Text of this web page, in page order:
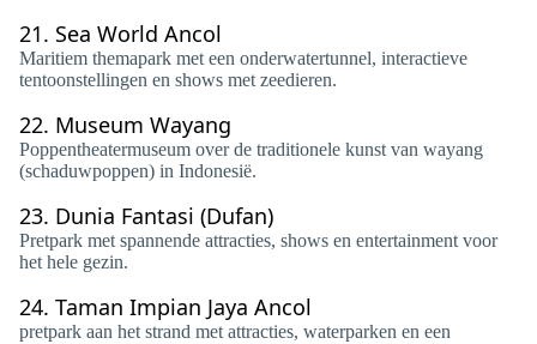
21. Sea World Ancol
Maritiem themapark met een onderwatertunnel, interactieve
tentoonstellingen en shows met zeedieren.
22. Museum Wayang
Poppentheatermuseum over de traditionele kunst van wayang
(schaduwpoppen) in Indonesië.
23. Dunia Fantasi (Dufan)
Pretpark met spannende attracties, shows en entertainment voor
het hele gezin.
24. Taman Impian Jaya Ancol
pretpark aan het strand met attracties, waterparken en een